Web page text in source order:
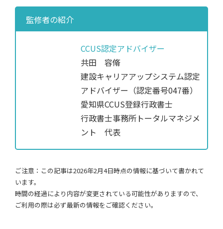
監修者の紹介
CCUS認定アドバイザー
共田 容脩
建設キャリアアップシステム認定
アドバイザー（認定番号047番）
愛知県CCUS登録行政書士
行政書士事務所トータルマネジメ
ント 代表
ご注意：この記事は2026年2月4日時点の情報に基づいて書かれて
います。
時間の経過により内容が変更されている可能性がありますので、
ご利用の際は必ず最新の情報をご確認ください。